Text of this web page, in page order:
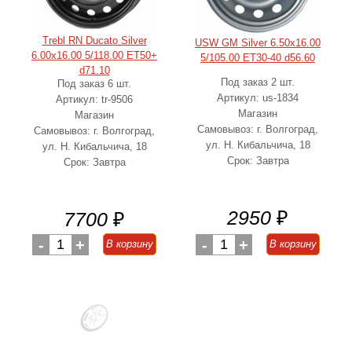
Trebl RN Ducato Silver
6.00x16.00 5/118.00 ET50+
d71.10
Под заказ 6 шт.
Артикул: tr-9506
Магазин
Самовывоз: г. Волгоград,
ул. Н. Кибальчича, 18
Срок: Завтра
7700 ₽
- 1 + В корзину
USW GM Silver 6.50x16.00
5/105.00 ET30-40 d56.60
Под заказ 2 шт.
Артикул: us-1834
Магазин
Самовывоз: г. Волгоград,
ул. Н. Кибальчича, 18
Срок: Завтра
2950 ₽
- 1 + В корзину